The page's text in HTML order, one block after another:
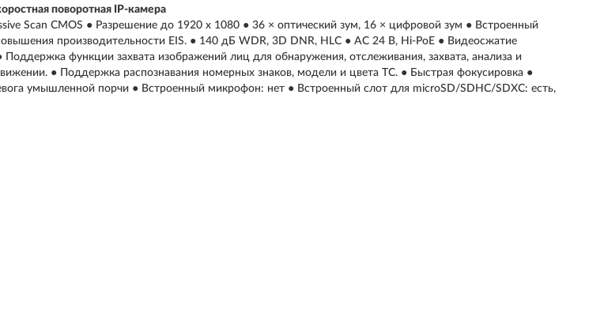
поворотная IP-камера
Scan CMOS ● Разрешение до 1920 x 1080 ● 36 × оптический зум, 16 × цифровой зум ● Встроенный
производительности EIS. ● 140 дБ WDR, 3D DNR, HLC ● AC 24 В, Hi-PoE ● Видеосжатие
Поддержка функции захвата изображений лиц для обнаружения, отслеживания, захвата, анализа и
● Поддержка распознавания номерных знаков, модели и цвета ТС. ● Быстрая фокусировка ●
умышленной порчи ● Встроенный микрофон: нет ● Встроенный слот для microSD/SDHC/SDXC: есть,